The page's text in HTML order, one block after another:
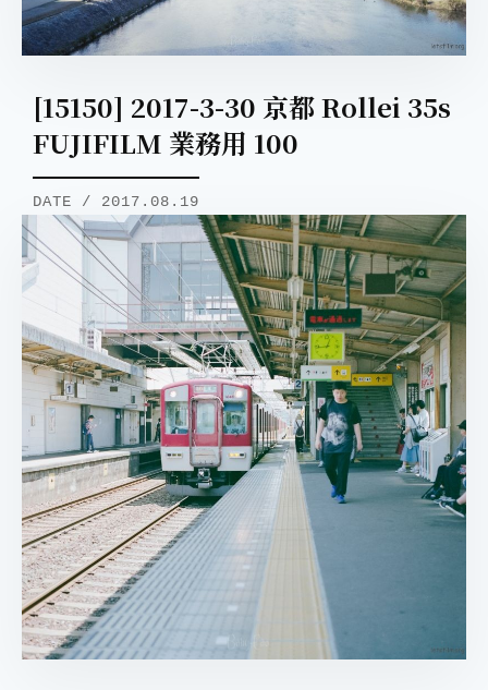
[15150] 2017-3-30 京都 Rollei 35s
FUJIFILM 業務用 100
DATE / 2017.08.19